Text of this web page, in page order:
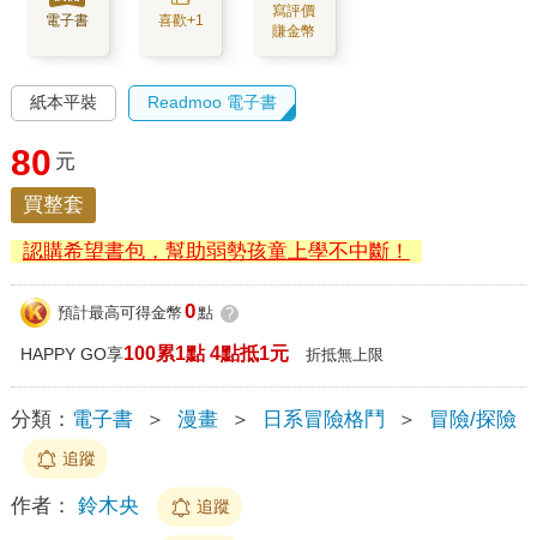
電子書 喜歡+1
寫評價
賺金幣
紙本平裝 Readmoo 電子書
80 元
買整套
認購希望書包，幫助弱勢孩童上學不中斷！
預計最高可得金幣 0點 ?
HAPPY GO享100累1點 4點抵1元 折抵無上限
分類： 電子書 ＞ 漫畫 ＞ 日系冒險格鬥 ＞ 冒險/探險
追蹤
作者： 鈴木央 追蹤